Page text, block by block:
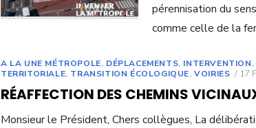
pérennisation du
comme celle de la
A LA UNE MÉTROPOLE, DÉPLACEMENTS, INTERVENTION,
TERRITORIALE, TRANSITION ÉCOLOGIQUE,VOIRIES 17
RÉAFFECTION DES CHEMINS
Monsieur le Président, Chers collègues, La